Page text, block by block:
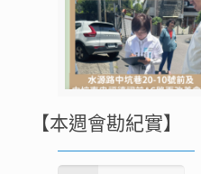
【本週會勘紀實】